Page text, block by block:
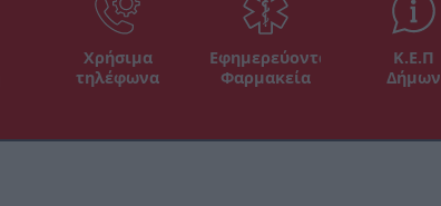
Χρήσιμα
τηλέφωνα
Εφημερεύοντα
Φαρμακεία
Κ.Ε.Π
Δήμων